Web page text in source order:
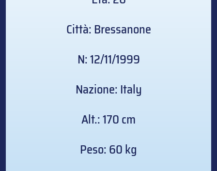
Città: Bressanone
N: 12/11/1999
Nazione: Italy
Alt.: 170 cm
Peso: 60 kg